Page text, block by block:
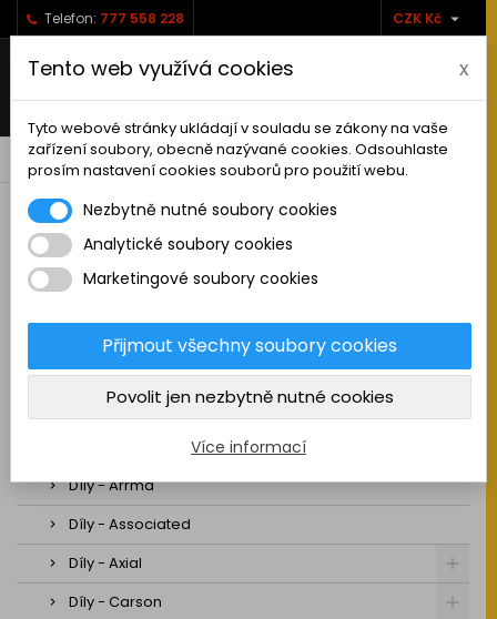
Telefon: 777 558 228 CZK Kč 
   shopping_cart0
RC AUTA
Sestavená auta elektro
Stavebnice aut elektro
Auta na spalovací motor
Náhradní díly
Díly - Arrma
Díly - Associated
Díly - Axial
Díly - Carson
Tento web využívá cookies x
Tyto webové stránky ukládají v souladu se zákony na vaše
zařízení soubory, obecně nazývané cookies. Odsouhlaste
prosím nastavení cookies souborů pro použití webu.
Nezbytně nutné soubory cookies
Analytické soubory cookies
Marketingové soubory cookies
Přijmout všechny soubory cookies
Povolit jen nezbytně nutné cookies
Více informací